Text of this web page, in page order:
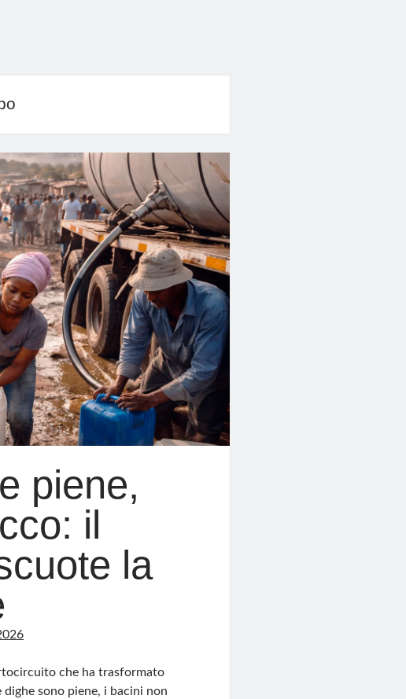
piene,
il
la
che ha trasformato
sono piene, i bacini non